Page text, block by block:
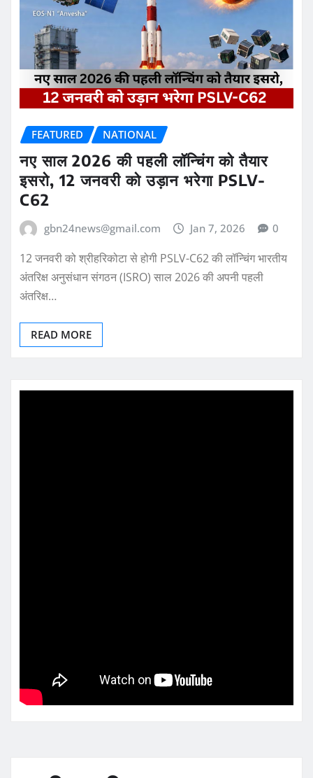
FEATURED NATIONAL
नए साल 2026 की पहली लॉन्चिंग को तैयार
इसरो, 12 जनवरी को उड़ान भरेगा PSLV-
C62
gbn24news@gmail.com Jan 7, 2026 0
12 जनवरी को श्रीहरिकोटा से होगी PSLV-C62 की लॉन्चिंग भारतीय
अंतरिक्ष अनुसंधान संगठन (ISRO) साल 2026 की अपनी पहली
अंतरिक्ष…
READ MORE